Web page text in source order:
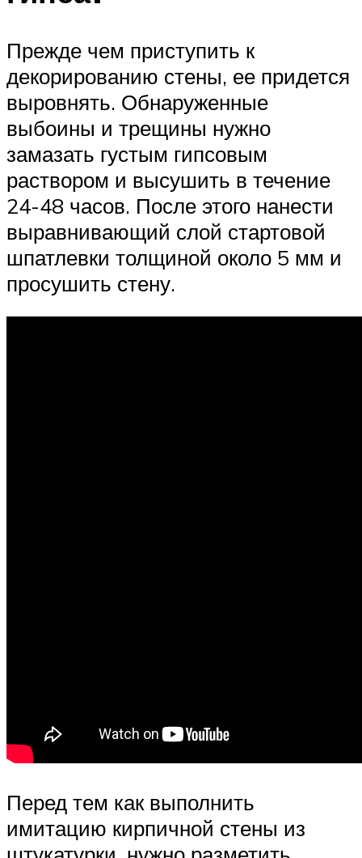
Прежде чем приступить к
декорированию стены, ее придется
выровнять. Обнаруженные
выбоины и трещины нужно
замазать густым гипсовым
раствором и высушить в течение
24-48 часов. После этого нанести
выравнивающий слой стартовой
шпатлевки толщиной около 5 мм и
просушить стену.
Перед тем как выполнить
имитацию кирпичной стены из